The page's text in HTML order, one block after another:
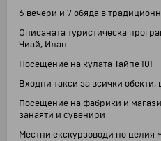
6 вечери и 7 обяда в
Описаната туристическа
Чиай, Илан
Посещение на кулата Тайпе 101
Входни такси за всички
Посещение на фабрики и
занаяти и сувенири
Местни екскурзоводи по целия